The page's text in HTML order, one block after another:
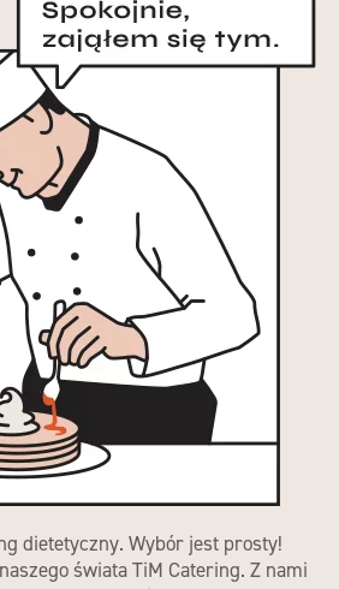
dietetyczny. Wybór jest prosty!
świata TiM Catering. Z nami